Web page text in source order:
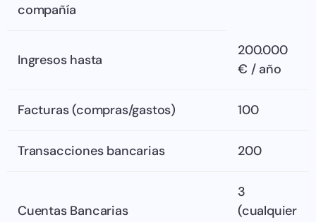
compañía
Ingresos hasta
200.000
€ / año
Facturas (compras/gastos) 100
Transacciones bancarias 200
Cuentas Bancarias
3
(cualquier